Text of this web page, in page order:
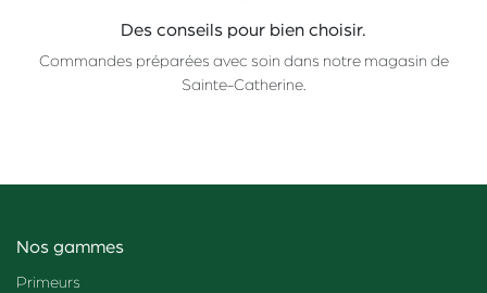
Des conseils pour bien choisir.
Commandes préparées avec soin dans notre magasin de
Sainte-Catherine.
Nos gammes
Primeurs